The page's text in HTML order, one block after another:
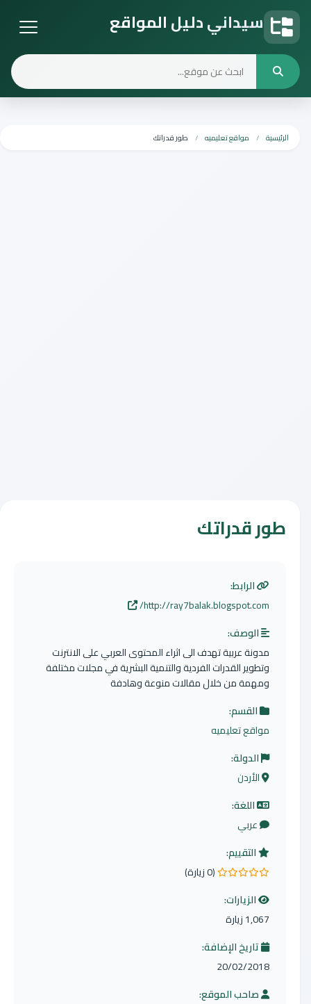
سيداني دليل المواقع
الرئيسية مواقع تعليميه طور قدراتك
طور قدراتك
الرابط:
http://ray7balak.blogspot.com/
الوصف:
مدونة عربية تهدف الى اثراء المحتوى العربي على الانترنت
وتطوير القدرات الفردية والتنمية البشرية في مجلات مختلفة
ومهمة من خلال مقالات منوعة وهادفة
القسم:
مواقع تعليميه
الدولة:
الأردن
اللغة:
عربي
التقييم:
0.0 من 5 نجوم
(0 زيارة)
الزيارات:
1,067 زيارة
تاريخ الإضافة:
20/02/2018
صاحب الموقع: